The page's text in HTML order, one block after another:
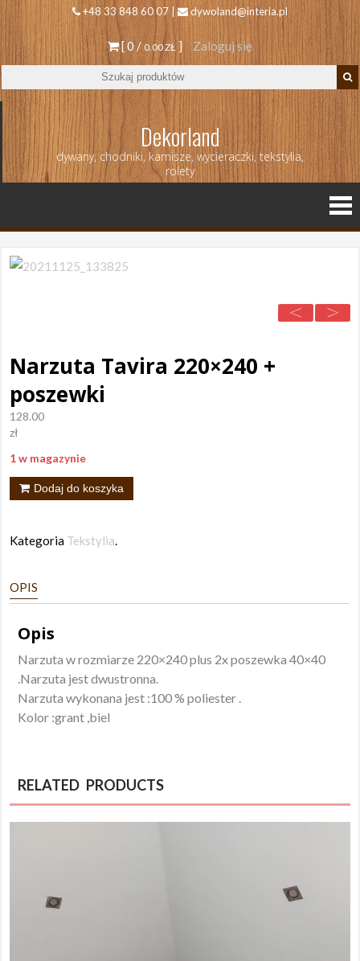
+48 33 848 60 07 | dywoland@interia.pl
[ 0 /0.00 ZŁ ] Zaloguj się
Dekorland
dywany, chodniki, karnisze, wycieraczki, tekstylia,
rolety
Narzuta Tavira 220×240 +
poszewki
128.00
zł
1 w magazynie
ilość
220x240
poszewki
Dodaj do koszyka
Kategoria Tekstylia.
OPIS
Opis
Narzuta w rozmiarze 220×240 plus 2x poszewka 40×40
.Narzuta jest dwustronna.
Narzuta wykonana jest :100 % poliester .
Kolor :grant ,biel
RELATED PRODUCTS